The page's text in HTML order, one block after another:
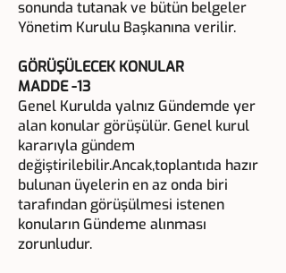
sonunda tutanak ve bütün belgeler
Yönetim Kurulu Başkanına verilir.
GÖRÜŞÜLECEK KONULAR
MADDE -13
Genel Kurulda yalnız Gündemde yer
alan konular görüşülür. Genel kurul
kararıyla gündem
değiştirilebilir.Ancak,toplantıda hazır
bulunan üyelerin en az onda biri
tarafından görüşülmesi istenen
konuların Gündeme alınması
zorunludur.